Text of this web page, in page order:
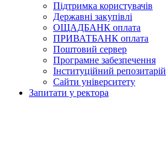
Підтримка користувачів
Державні закупівлі
ОЩАДБАНК оплата
ПРИВАТБАНК оплата
Поштовий сервер
Програмне забезпечення
Інституційний репозитарій
Сайти університету
Запитати у ректора